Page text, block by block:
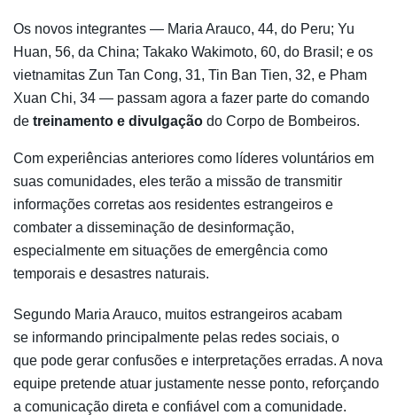
Os novos integrantes — Maria Arauco, 44, do Peru; Yu
Huan, 56, da China; Takako Wakimoto, 60, do Brasil; e os
vietnamitas Zun Tan Cong, 31, Tin Ban Tien, 32, e Pham
Xuan Chi, 34 — passam agora a fazer parte do comando
de treinamento e divulgação do Corpo de Bombeiros.
Com experiências anteriores como líderes voluntários em
suas comunidades, eles terão a missão de transmitir
informações corretas aos residentes estrangeiros e
combater a disseminação de desinformação,
especialmente em situações de emergência como
temporais e desastres naturais.
Segundo Maria Arauco, muitos estrangeiros acabam
se informando principalmente pelas redes sociais, o
que pode gerar confusões e interpretações erradas. A nova
equipe pretende atuar justamente nesse ponto, reforçando
a comunicação direta e confiável com a comunidade.